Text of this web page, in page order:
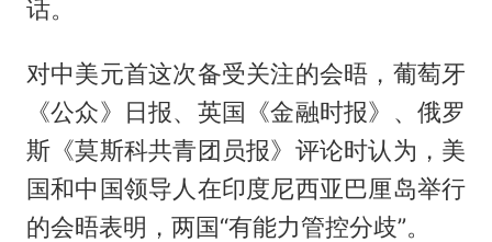
话。
对中美元首这次备受关注的会晤，葡萄牙
《公众》日报、英国《金融时报》、俄罗
斯《莫斯科共青团员报》评论时认为，美
国和中国领导人在印度尼西亚巴厘岛举行
的会晤表明，两国“有能力管控分歧”。